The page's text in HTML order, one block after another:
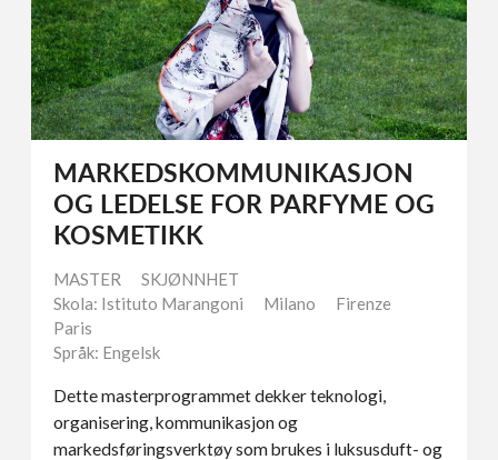
MARKEDSKOMMUNIKASJON
OG LEDELSE FOR PARFYME OG
KOSMETIKK
MASTER
SKJØNNHET
Skola: Istituto Marangoni
Milano
Firenze
Paris
Språk: Engelsk
Dette masterprogrammet dekker teknologi,
organisering, kommunikasjon og
markedsføringsverktøy som brukes i luksusduft- og